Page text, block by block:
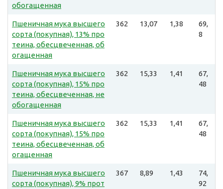
обогащенная
Пшеничная мука высшего
сорта (покупная), 13% про
теина, обесцвеченная, об
огащенная
362 13,07 1,38
69,
8
Пшеничная мука высшего
сорта (покупная), 15% про
теина, обесцвеченная, не
обогащенная
362 15,33 1,41
67,
48
Пшеничная мука высшего
сорта (покупная), 15% про
теина, обесцвеченная, об
огащенная
362 15,33 1,41
67,
48
Пшеничная мука высшего
сорта (покупная), 9% прот
367 8,89 1,43
74,
92